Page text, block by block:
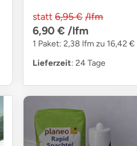
statt 6,95 € /lfm
6,90 € /lfm
1 Paket: 2,38 lfm zu 16,42 €
Lieferzeit: 24 Tage